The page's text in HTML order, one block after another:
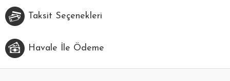
Taksit Seçenekleri
Havale İle Ödeme